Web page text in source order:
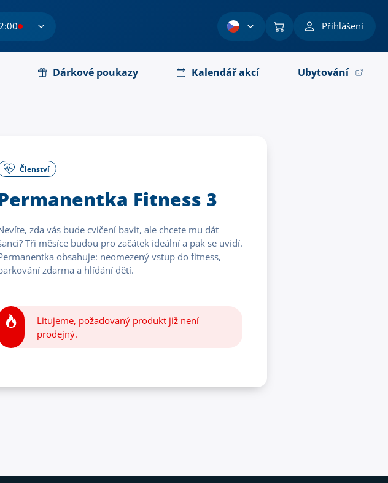
Přihlášení
Dárkové poukazy Kalendář akcí Ubytování
Členství
Fitness 3
zda vás bude cvičení bavit, ale chcete mu dát
Tři měsíce budou pro začátek ideální a pak se uvidí.
obsahuje: neomezený vstup do fitness,
zdarma a hlídání dětí.
Litujeme, požadovaný produkt již není
prodejný.